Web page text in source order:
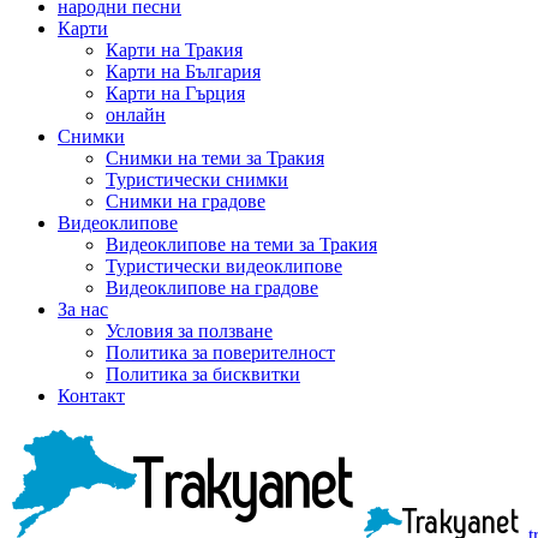
народни песни
Карти
Карти на Тракия
Карти на България
Карти на Гърция
онлайн
Снимки
Снимки на теми за Тракия
Туристически снимки
Снимки на градове
Видеоклипове
Видеоклипове на теми за Тракия
Туристически видеоклипове
Видеоклипове на градове
За нас
Условия за ползване
Политика за поверителност
Политика за бисквитки
Контакт